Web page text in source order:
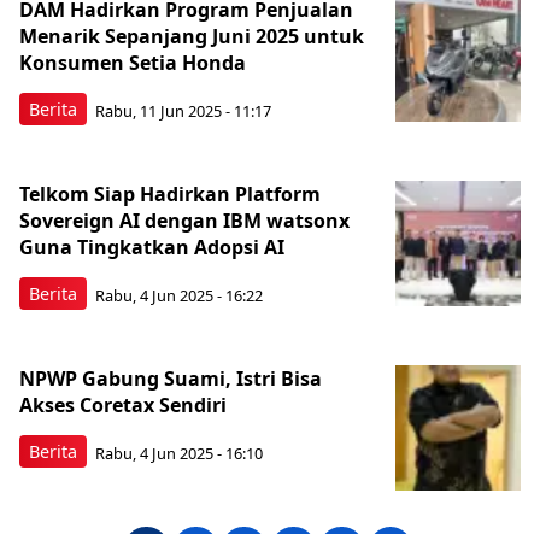
Berita
DAM Hadirkan Program Penjualan
Menarik Sepanjang Juni 2025 untuk
Konsumen Setia Honda
Rabu, 11 Jun 2025 - 11:17
Berita
Telkom Siap Hadirkan Platform
Sovereign AI dengan IBM watsonx
Guna Tingkatkan Adopsi AI
Rabu, 4 Jun 2025 - 16:22
Berita
NPWP Gabung Suami, Istri Bisa
Akses Coretax Sendiri
Rabu, 4 Jun 2025 - 16:10